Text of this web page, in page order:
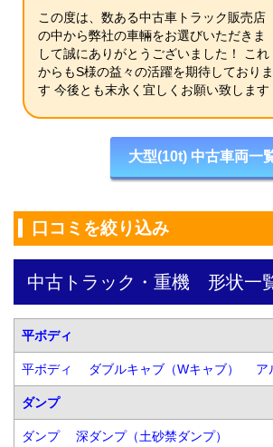
この度は、数ある中古車トラック販売店
の中から弊社の車輛をお選びいただきま
して誠にありがとうございました！ これ
からもS様の益々の活躍を期待しておりま
す 今後とも末永く宜しくお願い致します
大型(10t) 中古車両一
口コミを絞り込み
中古トラック・重機　形状一
平ボディ
平ボディ ダブルキャブ（Wキャブ） ア
ダンプ
ダンプ 深ダンプ（土砂禁ダンプ）